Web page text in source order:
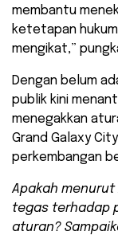
membantu
ketetapan
mengikat,”
​Dengan belum
publik kini
menegakkan
Grand Galaxy
perkembangan
Apakah menurut
tegas terhadap
aturan?